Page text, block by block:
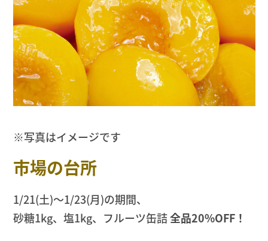
※写真はイメージです
市場の台所
1/21(土)〜1/23(月)の期間、
砂糖1kg、塩1kg、フルーツ缶詰全品20%OFF！